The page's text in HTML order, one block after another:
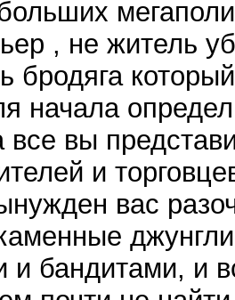
, не житель
бродяга
начала
все вы
и
вас
и бандитами, и